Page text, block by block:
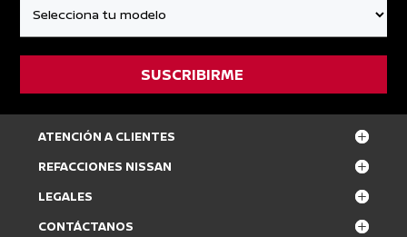
ATENCIÓN A CLIENTES
REFACCIONES NISSAN
LEGALES
CONTÁCTANOS